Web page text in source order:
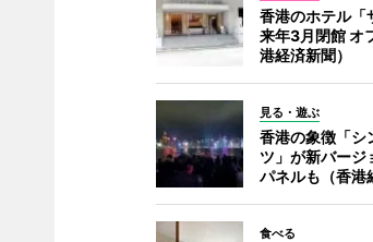
香港のホテル「
来年3月閉館 オ
港経済新聞）
見る・遊ぶ
香港の象徴「シ
ツ」が新バージ
パネルも（香港
食べる